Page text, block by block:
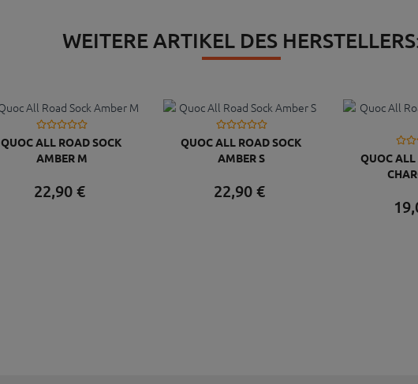
WEITERE ARTIKEL DES
QUOC ALL ROAD SOCK
AMBER M
22,90€
QUOC ALL ROAD SOCK
AMBER S
22,90€
QUOC
19,